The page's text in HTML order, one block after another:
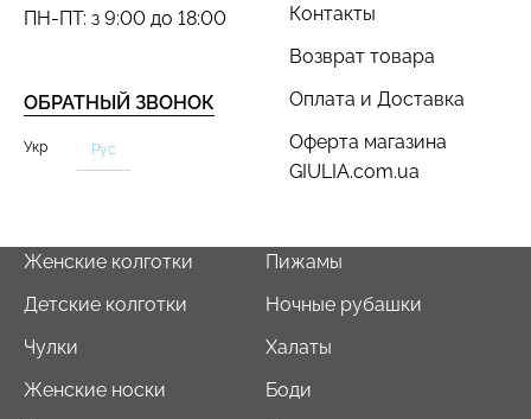
Контакты
Возврат товара
Оплата и Доставка
Оферта магазина
GIULIA.com.ua
ОБРАТНЫЙ ЗВОНОК
ПН-ПТ: з 9:00 до 18:00
Укр Рус
Женские колготки
Детские колготки
Чулки
Женские носки
Пижамы
Ночные рубашки
Халаты
Боди
Топ на бретелях в рубчик
CAMI TOP RIB white
(белый) Giulia
коррекцией BRA
SHAPEWEAR black
(черный) Giulia